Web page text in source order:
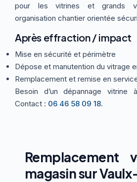
pour les vitrines et grands
organisation chantier orientée
Après effraction / impact
Mise en sécurité et périmètre
Dépose et manutention du vitrage
Remplacement et remise en
Besoin d’un dépannage
Contact : 06 46 58 09 18.
Remplacement
magasin sur